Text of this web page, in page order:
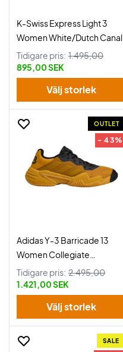
K-Swiss Express Light 3
Women White/Dutch Canal
Tidigare pris: 1.495,00
895,00 SEK
Välj storlek
OUTLET
- 43%
Adidas Y-3 Barricade 13
Women Collegiate
Gold/Black
Tidigare pris: 2.495,00
1.421,00 SEK
Välj storlek
SALE